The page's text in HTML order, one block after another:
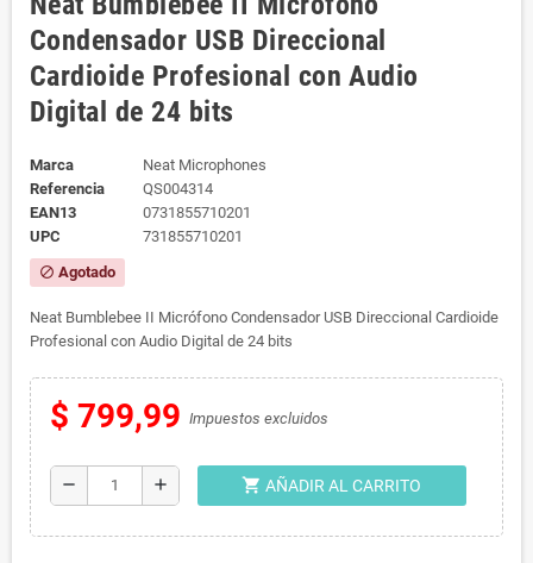
Condensador USB Direccional
Cardioide Profesional con Audio
Digital de 24 bits
Marca
Neat Microphones
Referencia
QS004314
EAN13
0731855710201
UPC
731855710201
block Agotado
Neat Bumblebee II Micrófono Condensador USB Direccional Cardioide
Profesional con Audio Digital de 24 bits
$ 799,99 Impuestos excluidos
remove add shopping_cart AÑADIR AL CARRITO